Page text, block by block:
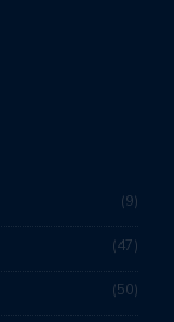
9
47
50